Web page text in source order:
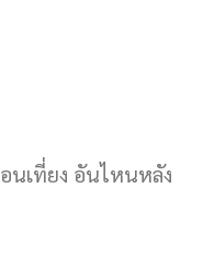
เที่ยง อันไหนหลัง